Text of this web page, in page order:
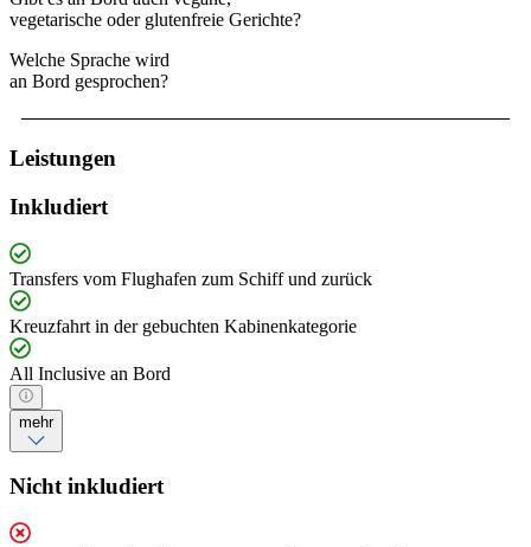
vegetarische oder glutenfreie Gerichte?
Welche Sprache wird
an Bord gesprochen?
Leistungen
Inkludiert
Transfers vom Flughafen zum Schiff und zurück
Kreuzfahrt in der gebuchten Kabinenkategorie
All Inclusive an Bord
mehr
Nicht inkludiert